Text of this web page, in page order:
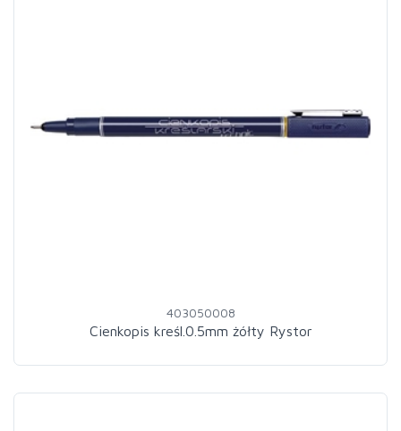
403050008
Cienkopis kreśl.0.5mm żółty Rystor